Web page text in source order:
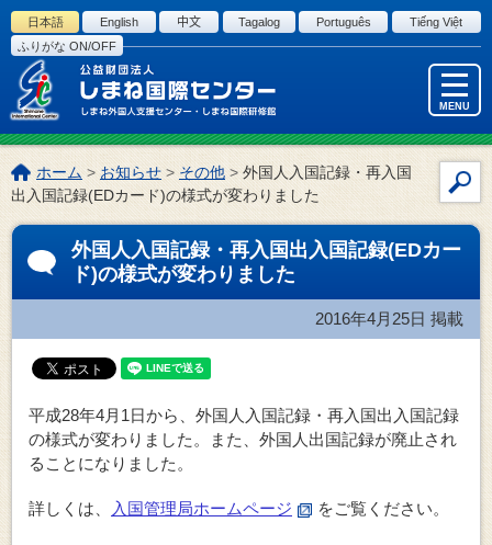
このページの本文へ
日本語 English 中文 Tagalog Português
Tiếng Việt
ふりがな ON/OFF
MENU
イ
索
こ
の
ペ
ホーム > お知らせ > その他>外国人入国記録・再入国
出入国記録(EDカード)の様式が変わりました
外国人入国記録・再入国出入国記録(EDカー
ド)の様式が変わりました
2016年4月25日 掲載
平成28年4月1日から、外国人入国記録・再入国出入国記録
の様式が変わりました。また、外国人出国記録が廃止され
ることになりました。
詳しくは、 入国管理局ホームページ をご覧ください。